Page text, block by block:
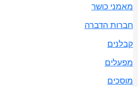
מאמני כושר
חברות הדברה
קבלנים
מפעלים
מוסכים